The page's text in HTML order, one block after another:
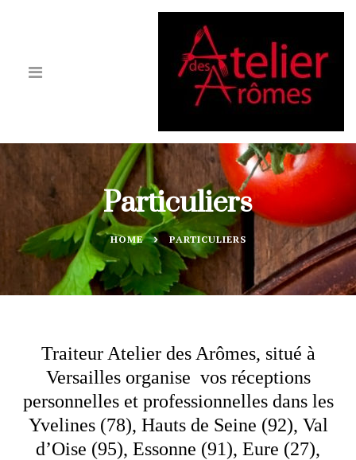
Particuliers
HOME PARTICULIERS
Traiteur Atelier des Arômes, situé à
Versailles organise vos réceptions
personnelles et professionnelles dans les
Yvelines (78), Hauts de Seine (92), Val
d’Oise (95), Essonne (91), Eure (27),